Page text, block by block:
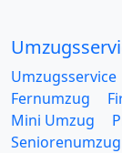
Umzugsservice
Fernumzug
Mini Umzug
Seniorenumzug